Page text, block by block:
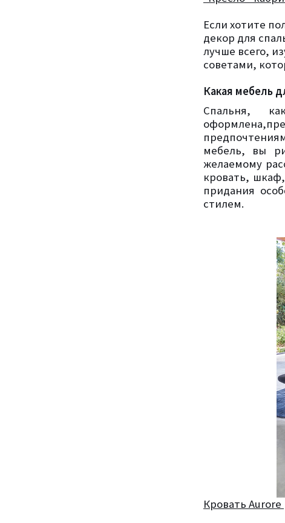
Если хотите
декор для
лучше всего,
советами,
Какая мебель
Спальня,
мебель, вы
желаемому
кровать,
придания
стилем.
Кровать Aurore